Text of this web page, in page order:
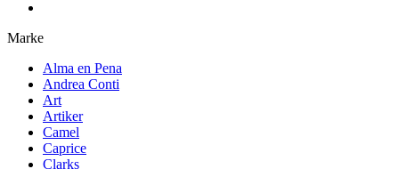
Marke
Alma en Pena
Andrea Conti
Art
Artiker
Camel
Caprice
Clarks